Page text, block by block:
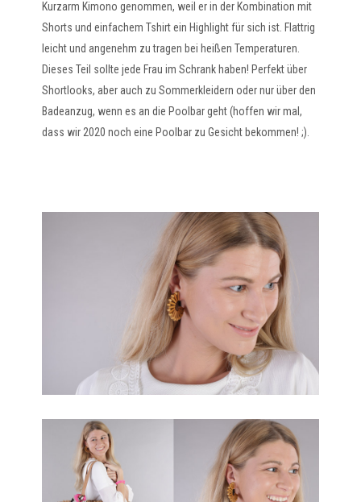
Kurzarm Kimono genommen, weil er in der Kombination mit
Shorts und einfachem Tshirt ein Highlight für sich ist. Flattrig
leicht und angenehm zu tragen bei heißen Temperaturen.
Dieses Teil sollte jede Frau im Schrank haben! Perfekt über
Shortlooks, aber auch zu Sommerkleidern oder nur über den
Badeanzug, wenn es an die Poolbar geht (hoffen wir mal,
dass wir 2020 noch eine Poolbar zu Gesicht bekommen! ;).